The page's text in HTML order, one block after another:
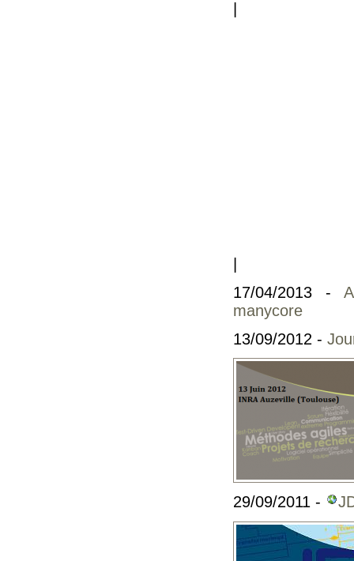
17/04/2013 -
manycore
13/09/2012 -
29/09/2011 -